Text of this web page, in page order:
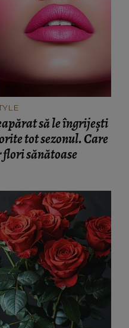
să le îngrijești
tot sezonul. Care
flori sănătoase